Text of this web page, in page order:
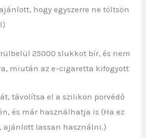
hogy egyszerre ne töltsön
25000 slukkot bír, és nem
miután az e-cigaretta kifogyott
távolítsa el a szilikon porvédő
és már használhatja is (Ha ez
ajánlott lassan használni.)